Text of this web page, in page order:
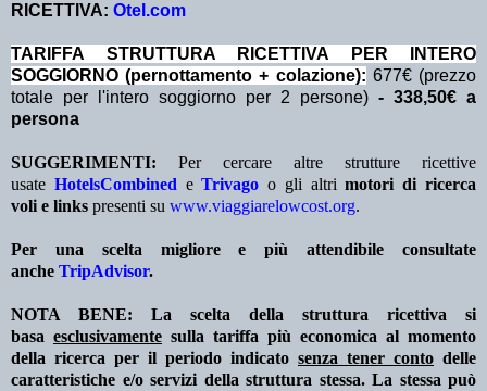
RICETTIVA: Otel.com
TA RIFFA STRUTTURA RICETTIVA PER INTERO
SOGGIORNO (pernottamento + colazione): 677€ (prezzo
totale per l'intero soggiorno per 2 persone) - 338,50€ a
persona
SUGGERIMENTI: Per cercare altre strutture ricettive
usate HotelsCombined eTrivago o gli altrimotori di ricerca
voli e links presenti su www.viaggiarelowcost.org.
Per una scelta migliore e più attendibile consultate
anche TripAdvisor.
NOTA BENE: La scelta della struttura ricettiva si
basa esclusivamente sulla tariffa più economica al momento
della ricerca per il periodo indicato senza tener conto delle
caratteristiche e/o servizi della struttura stessa. La stessa può